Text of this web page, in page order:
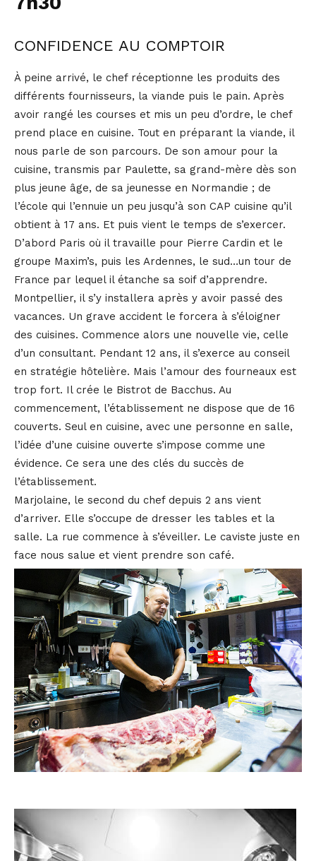
CONFIDENCE AU COMPTOIR
À peine arrivé, le chef réceptionne les produits des
différents fournisseurs, la viande puis le pain. Après
avoir rangé les courses et mis un peu d’ordre, le chef
prend place en cuisine. Tout en préparant la viande, il
nous parle de son parcours. De son amour pour la
cuisine, transmis par Paulette, sa grand-mère dès son
plus jeune âge, de sa jeunesse en Normandie ; de
l’école qui l’ennuie un peu jusqu’à son CAP cuisine qu’il
obtient à 17 ans. Et puis vient le temps de s’exercer.
D’abord Paris où il travaille pour Pierre Cardin et le
groupe Maxim’s, puis les Ardennes, le sud…un tour de
France par lequel il étanche sa soif d’apprendre.
Montpellier, il s’y installera après y avoir passé des
vacances. Un grave accident le forcera à s’éloigner
des cuisines. Commence alors une nouvelle vie, celle
d’un consultant. Pendant 12 ans, il s’exerce au conseil
en stratégie hôtelière. Mais l’amour des fourneaux est
trop fort. Il crée le Bistrot de Bacchus. Au
commencement, l’établissement ne dispose que de 16
couverts. Seul en cuisine, avec une personne en salle,
l’idée d’une cuisine ouverte s’impose comme une
évidence. Ce sera une des clés du succès de
l’établissement.
Marjolaine, le second du chef depuis 2 ans vient
d’arriver. Elle s’occupe de dresser les tables et la
salle. La rue commence à s’éveiller. Le caviste juste en
face nous salue et vient prendre son café.